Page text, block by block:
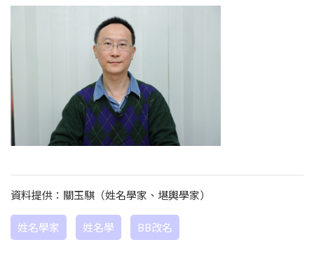
資料提供：關玉騏（姓名學家、堪輿學家）
姓名學家 姓名學 BB改名